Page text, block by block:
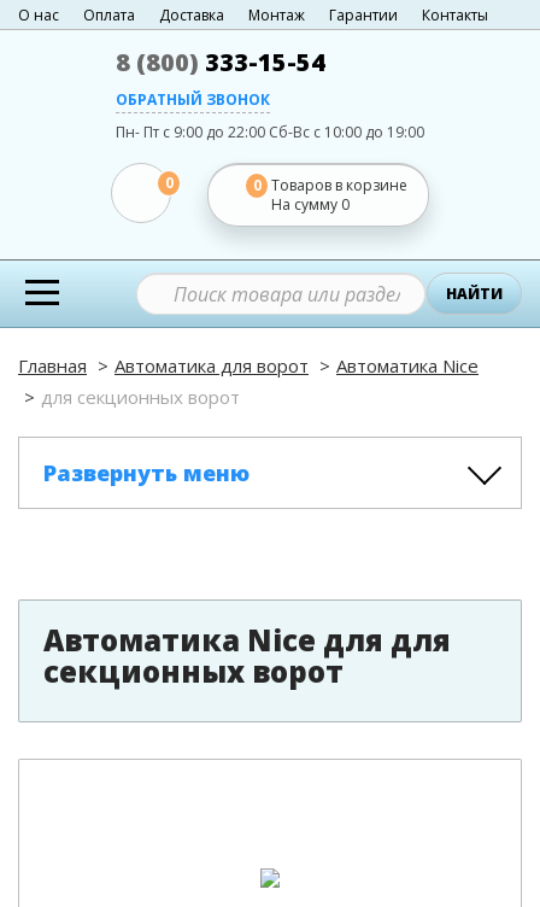
О нас Оплата Доставка Монтаж Гарантии Контакты
8 (800) 333-15-54
ОБРАТНЫЙ ЗВОНОК
Пн- Пт с 9:00 до 22:00 Сб-Вс с 10:00 до 19:00
0 0 Товаров в корзине
На сумму 0
НАЙТИ
Главная Автоматика для ворот
Автоматика Nice
для секционных ворот
Развернуть меню
Автоматика Nice для для
секционных ворот